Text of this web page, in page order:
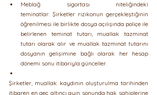
Meblağ sigortası niteliğindeki
teminatlar: Şirketler rizikonun gerçekleştiğinin
öğrenilmesi ile birlikte dosya açılışında poliçe ile
belirlenen teminat tutarı, muallak tazminat
tutarı olarak alır ve muallak tazminat tutarını
dosyanın gelişimine bağlı olarak her hesap
dönemi sonu itibarıyla günceller.
Şirketler, muallak kaydının oluşturulma tarihinden
itibaren en geç altıncı ayın sonunda hak sahiplerine